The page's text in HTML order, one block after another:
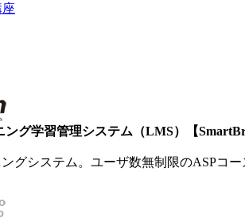
ング学習管理システム（LMS）【
グシステム。ユーザ数無制限のASPコー